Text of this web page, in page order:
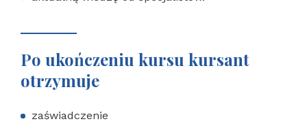
Po ukończeniu kursu kursant
otrzymuje
zaświadczenie